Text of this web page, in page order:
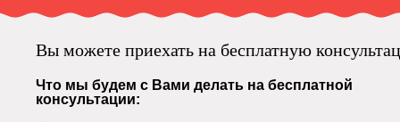
Вы можете приехать на бесплатную
Что мы будем с Вами делать на бесплатной
консультации: